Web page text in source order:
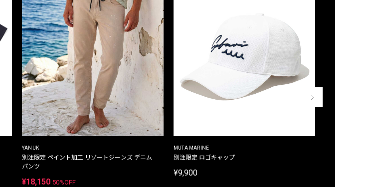
YANUK
別注限定 ペイント加工 リゾートジーンズ デニム
パンツ
¥18,150 50%OFF
MUTA MARINE
別注限定 ロゴキャップ
¥9,900